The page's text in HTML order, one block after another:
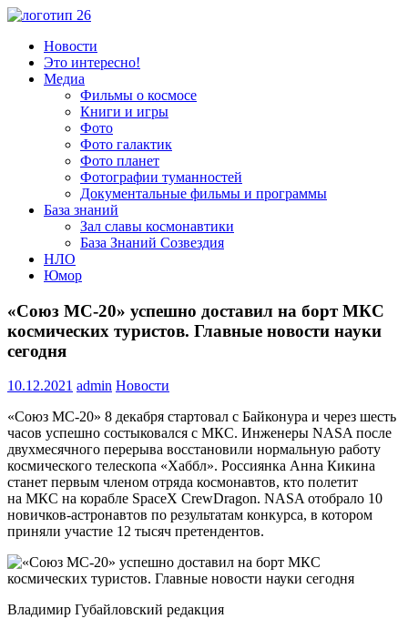
Пропустить
перейти
содержимому
Всё
космосе.
Новости
Это интересно!
Медиа
Фильмы о космосе
Книги и игры
Фото
Фото галактик
Фото планет
Фотографии туманностей
Документальные фильмы и программы
База знаний
Зал славы космонавтики
База Знаний Созвездия
НЛО
Юмор
«Союз МС-20» успешно доставил на борт МКС
космических туристов. Главные новости науки
сегодня
10.12.2021 admin Новости
«Союз МС-20» 8 декабря стартовал с Байконура и через шесть
часов успешно состыковался с МКС. Инженеры NASA после
двухмесячного перерыва восстановили нормальную работу
космического телескопа «Хаббл». Россиянка Анна Кикина
станет первым членом отряда космонавтов, кто полетит
на МКС на корабле SpaceX CrewDragon. NASA отобрало 10
новичков-астронавтов по результатам конкурса, в котором
приняли участие 12 тысяч претендентов.
Владимир Губайловский редакция